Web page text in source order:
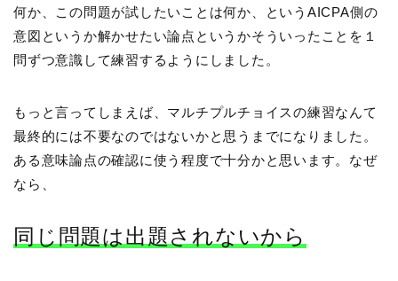
何か、この問題が試したいことは何か、というAICPA側の
意図というか解かせたい論点というかそういったことを１
問ずつ意識して練習するようにしました。
もっと言ってしまえば、マルチプルチョイスの練習なんて
最終的には不要なのではないかと思うまでになりました。
ある意味論点の確認に使う程度で十分かと思います。なぜ
なら、
同じ問題は出題されないから